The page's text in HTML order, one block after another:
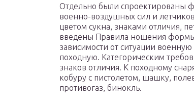
Отдельно были спроектированы
военно-воздушных сил и
цветом сукна, знаками отличия,
введены Правила ношения
зависимости от ситуации
походную. Категорическим
знаков отличия. К походному
кобуру с пистолетом, шашку,
противогаз, бинокль.